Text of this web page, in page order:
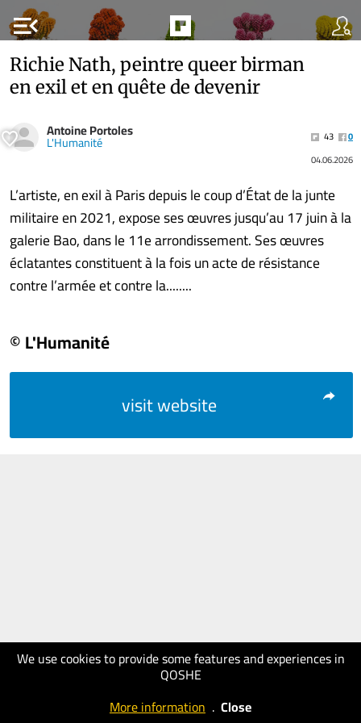
menu_open
We use cookies to provide some features and experiences in
QOSHE
More information . Close
Richie Nath, peintre queer birman
en exil et en quête de devenir
Antoine Portoles
L'Humanité 43
0
04.06.2026
L’artiste, en exil à Paris depuis le coup d’État de la junte
militaire en 2021, expose ses œuvres jusqu’au 17 juin à la
galerie Bao, dans le 11e arrondissement. Ses œuvres
éclatantes constituent à la fois un acte de résistance
contre l’armée et contre la........
© L'Humanité
visit website